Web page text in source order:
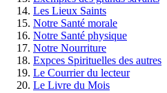
Les Lieux Saints
Notre Santé morale
Notre Santé physique
Notre Nourriture
Expces Spirituelles des autres
Le Courrier du lecteur
Le Livre du Mois